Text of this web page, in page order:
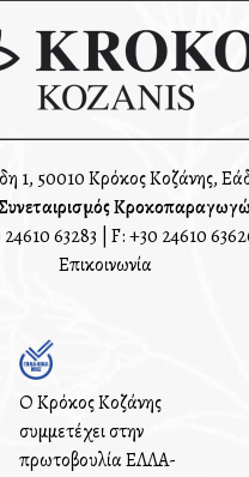
1, 50010 Κρόκος Κοζάνης,
63283 | F: +30 24610
Επικοινωνία
Ο Κρόκος Κοζάνης
συμμετέχει στην
πρωτοβουλία ΕΛΛΑ-